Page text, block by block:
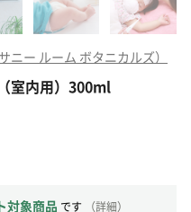
ー ルーム ボタニカルズ）
室内用）300ml
対象商品 です （詳細）